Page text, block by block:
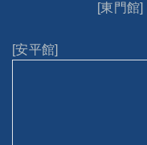
[東門館
[安平館]